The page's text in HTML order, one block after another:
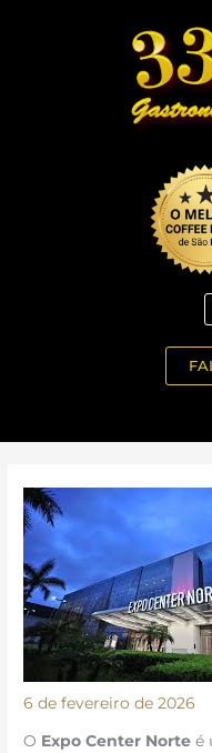
6 de fevereiro de 2026
O Expo Center Norte é